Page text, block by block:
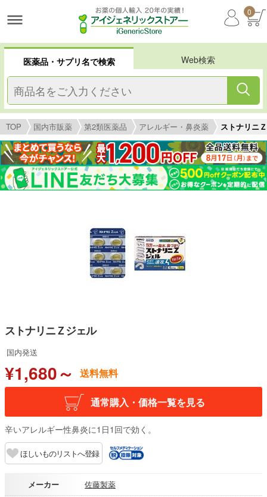
0
医薬品・サプリ名で検索 Web検索
TOP 国内市販薬 第2類医薬品 アレルギー・鼻炎薬 ストナリニ
ストナリニＺジェル
国内発送
¥1,680～ 送料無料
通常購入・価格一覧を見る
辛いアレルギー性鼻炎に1日1回で効く。
ほしいものリストへ登録
メーカー
佐藤製薬